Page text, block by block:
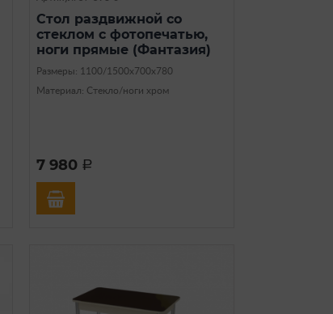
Стол раздвижной со
стеклом с фотопечатью,
ноги прямые (Фантазия)
Размеры: 1100/1500х700х780
Материал: Стекло/ноги хром
7 980 a